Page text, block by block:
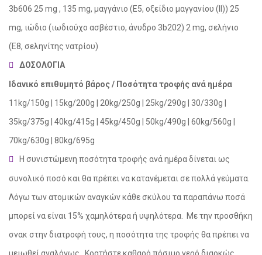
3b606 25 mg , 135 mg, μαγγάνιο (Ε5, οξείδιο μαγγανίου (ΙΙ)) 25
mg, ιώδιο (ιωδιούχο ασβέστιο, άνυδρο 3b202) 2 mg, σελήνιο
(Ε8, σεληνίτης νατρίου)
ΔΟΣΟΛΟΓΙΑ
Ιδανικό επιθυμητό βάρος / Ποσότητα τροφής ανά ημέρα
11kg/150g | 15kg/200g | 20kg/250g | 25kg/290g | 30/330g |
35kg/375g | 40kg/415g | 45kg/450g | 50kg/490g | 60kg/560g |
70kg/630g | 80kg/695g
Η συνιστώμενη ποσότητα τροφής ανά ημέρα δίνεται ως
συνολικό ποσό και θα πρέπει να κατανέμεται σε πολλά γεύματα.
Λόγω των ατομικών αναγκών κάθε σκύλου τα παραπάνω ποσά
μπορεί να είναι 15% χαμηλότερα ή υψηλότερα. Με την προσθήκη
σνακ στην διατροφή τους, η ποσότητα της τροφής θα πρέπει να